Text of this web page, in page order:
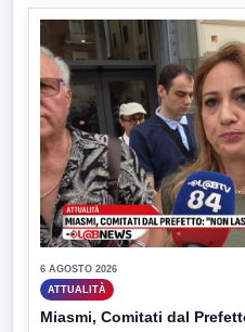
6 AGOSTO 2026
ATTUALITÀ
Miasmi, Comitati dal